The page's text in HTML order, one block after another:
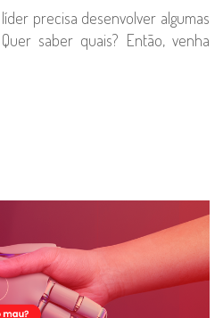
precisa desenvolver algumas
saber quais? Então, venha